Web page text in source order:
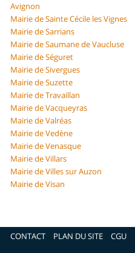
Avignon
Mairie de Sainte Cécile les Vignes
Mairie de Sarrians
Mairie de Saumane de Vaucluse
Mairie de Séguret
Mairie de Sivergues
Mairie de Suzette
Mairie de Travaillan
Mairie de Vacqueyras
Mairie de Valréas
Mairie de Vedène
Mairie de Venasque
Mairie de Villars
Mairie de Villes sur Auzon
Mairie de Visan
CONTACT PLAN DU SITE CGU